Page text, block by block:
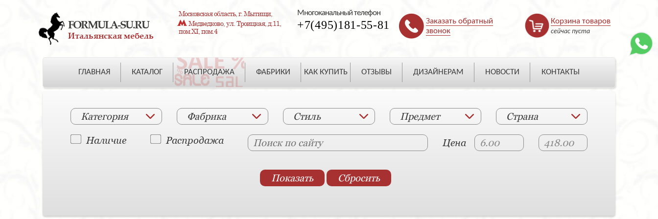
FORMULA-SU.RU
Итальянская мебель
Московская область, г. Мытищи,
Медведково, ул. Троицкая, д.11,
пом.XI, пом.4
Многоканальный телефон
+7(495)181-55-81
Заказать обратный
звонок
Корзина товаров
сейчас пуста
ГЛАВНАЯ КАТАЛОГ РАСПРОДАЖА ФАБРИКИ КАК КУПИТЬ ОТЗЫВЫ ДИЗАЙНЕРАМ НОВОСТИ КОНТАКТЫ
Категория Фабрика Стиль Предмет Страна
Наличие Распродажа Цена